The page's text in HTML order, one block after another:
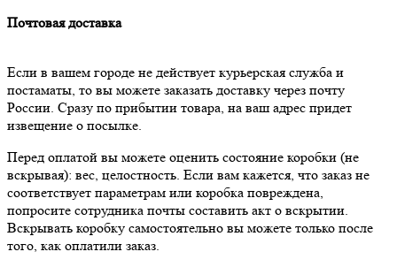
Почтовая доставка
Если в вашем городе не действует курьерская служба и
постаматы, то вы можете заказать доставку через почту
России. Сразу по прибытии товара, на ваш адрес придет
извещение о посылке.
Перед оплатой вы можете оценить состояние коробки (не
вскрывая): вес, целостность. Если вам кажется, что заказ не
соответствует параметрам или коробка повреждена,
попросите сотрудника почты составить акт о вскрытии.
Вскрывать коробку самостоятельно вы можете только после
того, как оплатили заказ.